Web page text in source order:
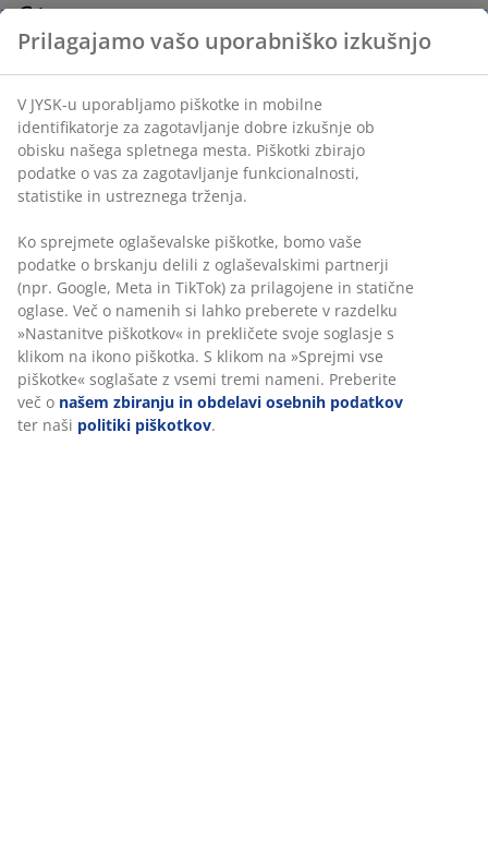
Jamstvo cene
30 dni jamstva cene na vse izdelke
Fleksibilne možnosti dostave
Hitra in enostavna dostava po vašem izboru
100% poliestrska mikrovlakna (60% reciklirana). S
kanalom in trakom za zaveso. 1x140x300 cm
Inventarna številka: 5080049
Podatki o izdelku
Prilagajamo vašo uporabniško izkušnjo
V JYSK-u uporabljamo piškotke in mobilne
identifikatorje za zagotavljanje dobre izkušnje ob
obisku našega spletnega mesta. Piškotki zbirajo
podatke o vas za zagotavljanje funkcionalnosti,
statistike in ustreznega trženja.
Ko sprejmete oglaševalske piškotke, bomo vaše
podatke o brskanju delili z oglaševalskimi partnerji
(npr. Google, Meta in TikTok) za prilagojene in statične
oglase. Več o namenih si lahko preberete v razdelku
»Nastanitve piškotkov« in prekličete svoje soglasje s
klikom na ikono piškotka. S klikom na »Sprejmi vse
piškotke« soglašate z vsemi tremi nameni. Preberite
več o našem zbiranju in obdelavi osebnih podatkov
ter naši politiki piškotkov.